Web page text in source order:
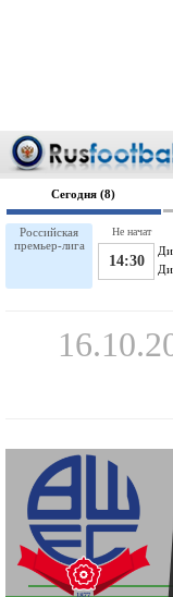
Сегодня (8)
Российская
премьер-лига
14:30
Не начат